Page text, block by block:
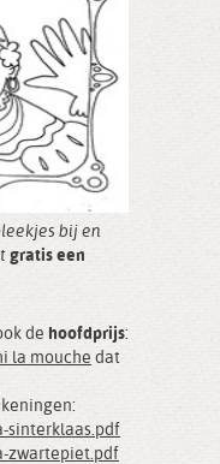
bij en
gratis een
de hoofdprijs:
la mouche dat
sinterklaas.pdf
zwartepiet.pdf